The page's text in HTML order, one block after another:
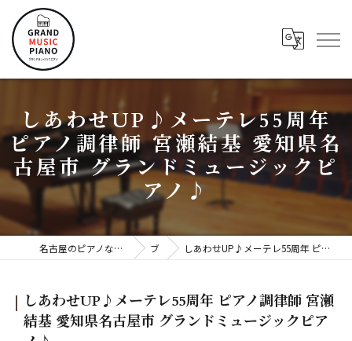
しあわせUP♪メーテレ55周年
ピアノ調律師 宮瀬結基 愛知県名
古屋市 グランドミュージックピ
アノ♪
名古屋のピアノならグランドミュージックピアノ株式会社 ブログ しあわせUP♪メーテレ55周年 ピアノ調律師 宮瀬結基 愛知県名古屋市 グランドミュージックピアノ♪
しあわせUP♪メーテレ55周年 ピアノ調律師 宮瀬
結基 愛知県名古屋市 グランドミュージックピア